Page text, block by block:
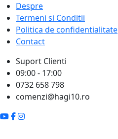
Despre
Termeni si Conditii
Politica de confidentialitate
Contact
Suport Clienti
09:00 - 17:00
0732 658 798
comenzi@hagi10.ro